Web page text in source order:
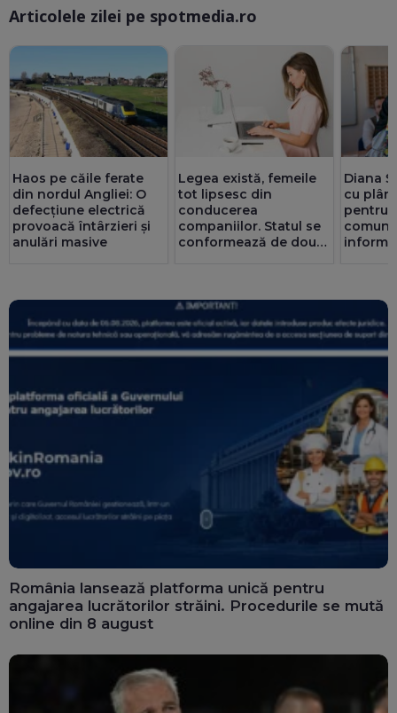
Articolele zilei pe spotmedia.ro
Haos pe căile ferate
din nordul Angliei: O
defecțiune electrică
provoacă întârzieri și
anulări masive
Legea există, femeile
tot lipsesc din
conducerea
companiilor. Statul se
conformează de două
Diana
cu
pentru
România lansează platforma unică pentru
angajarea lucrătorilor străini. Procedurile se mută
online din 8 august